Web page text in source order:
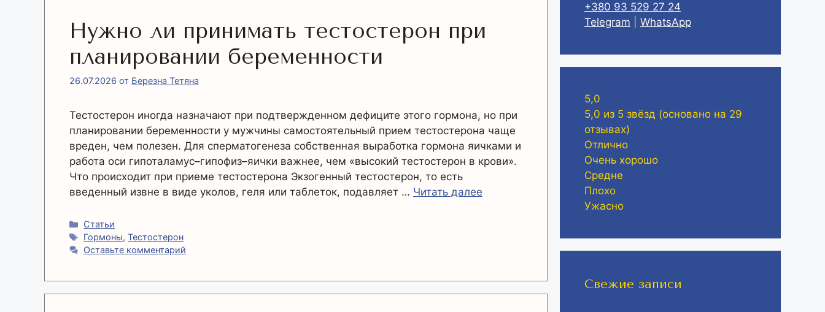
Нужно ли принимать тестостерон при
планировании беременности
26.07.2026 от Березна Тетяна
Тестостерон иногда назначают при подтвержденном дефиците этого гормона, но при
планировании беременности у мужчины самостоятельный прием тестостерона чаще
вреден, чем полезен. Для сперматогенеза собственная выработка гормона яичками и
работа оси гипоталамус–гипофиз–яички важнее, чем «высокий тестостерон в крови».
Что происходит при приеме тестостерона Экзогенный тестостерон, то есть
введенный извне в виде уколов, геля или таблеток, подавляет … Читать далее
Рубрики
Статьи
Метки
Гормоны,Тестостерон
Оставьте комментарий
+380 93 529 27 24
Telegram
WhatsApp
5,0
5,0 из 5 звёзд (основано на 29
отзывах)
Отлично
Очень хорошо
Средне
Плохо
Ужасно
Свежие записи